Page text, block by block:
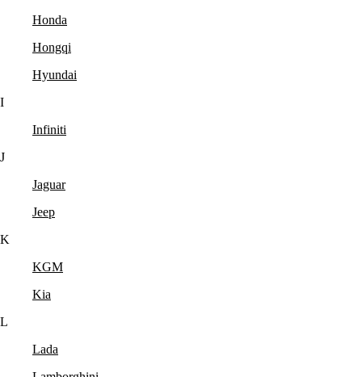
Honda
Hongqi
Hyundai
I
Infiniti
J
Jaguar
Jeep
K
KGM
Kia
L
Lada